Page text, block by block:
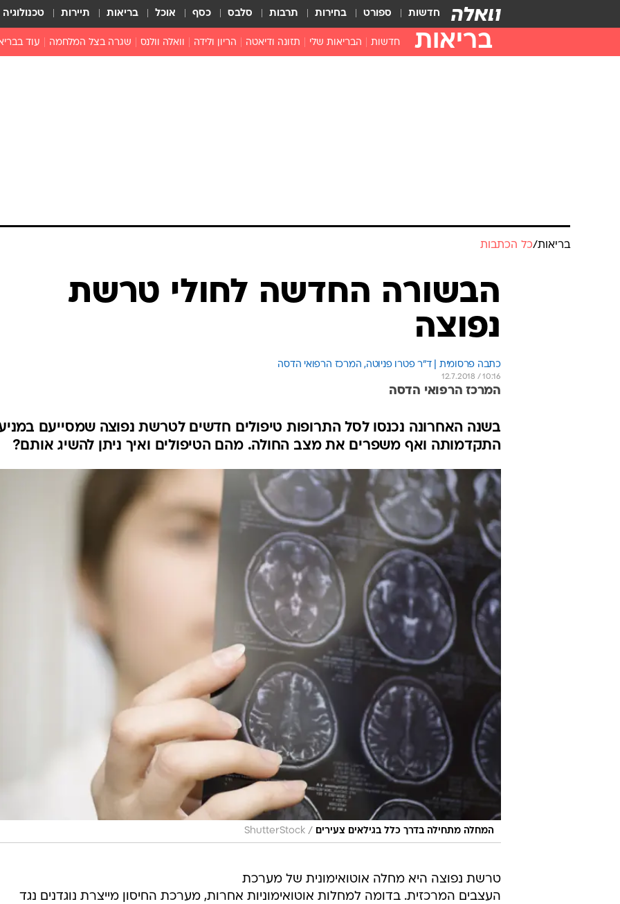
חדשות ספורט בחירות תרבות סלבס כסף אוכל בריאות תיירות טכנולוגיה
בריאות חדשות הבריאות שלי תזונה ודיאטה הריון ולידה וואלה וולנס שגרה בצל המלחמה עוד
בריאות/כל הכתבות
הבשורה החדשה לחולי טרשת
נפוצה
כתבה פרסומית | ד"ר פטרו פניוטה, המרכז הרפואי הדסה
12.7.2018 / 10:16
המרכז הרפואי הדסה
בשנה האחרונה נכנסו לסל התרופות טיפולים חדשים לטרשת נפוצה שמסייעם
התקדמותה ואף משפרים את מצב החולה. מהם הטיפולים ואיך ניתן להשיג אותם?
המחלה מתחילה בדרך כלל בגילאים צעירים /
ShutterStock
טרשת נפוצה היא מחלה אוטואימונית של מערכת
העצבים המרכזית. בדומה למחלות אוטואימוניות אחרות, מערכת החיסון מייצרת נוגדנים נגד